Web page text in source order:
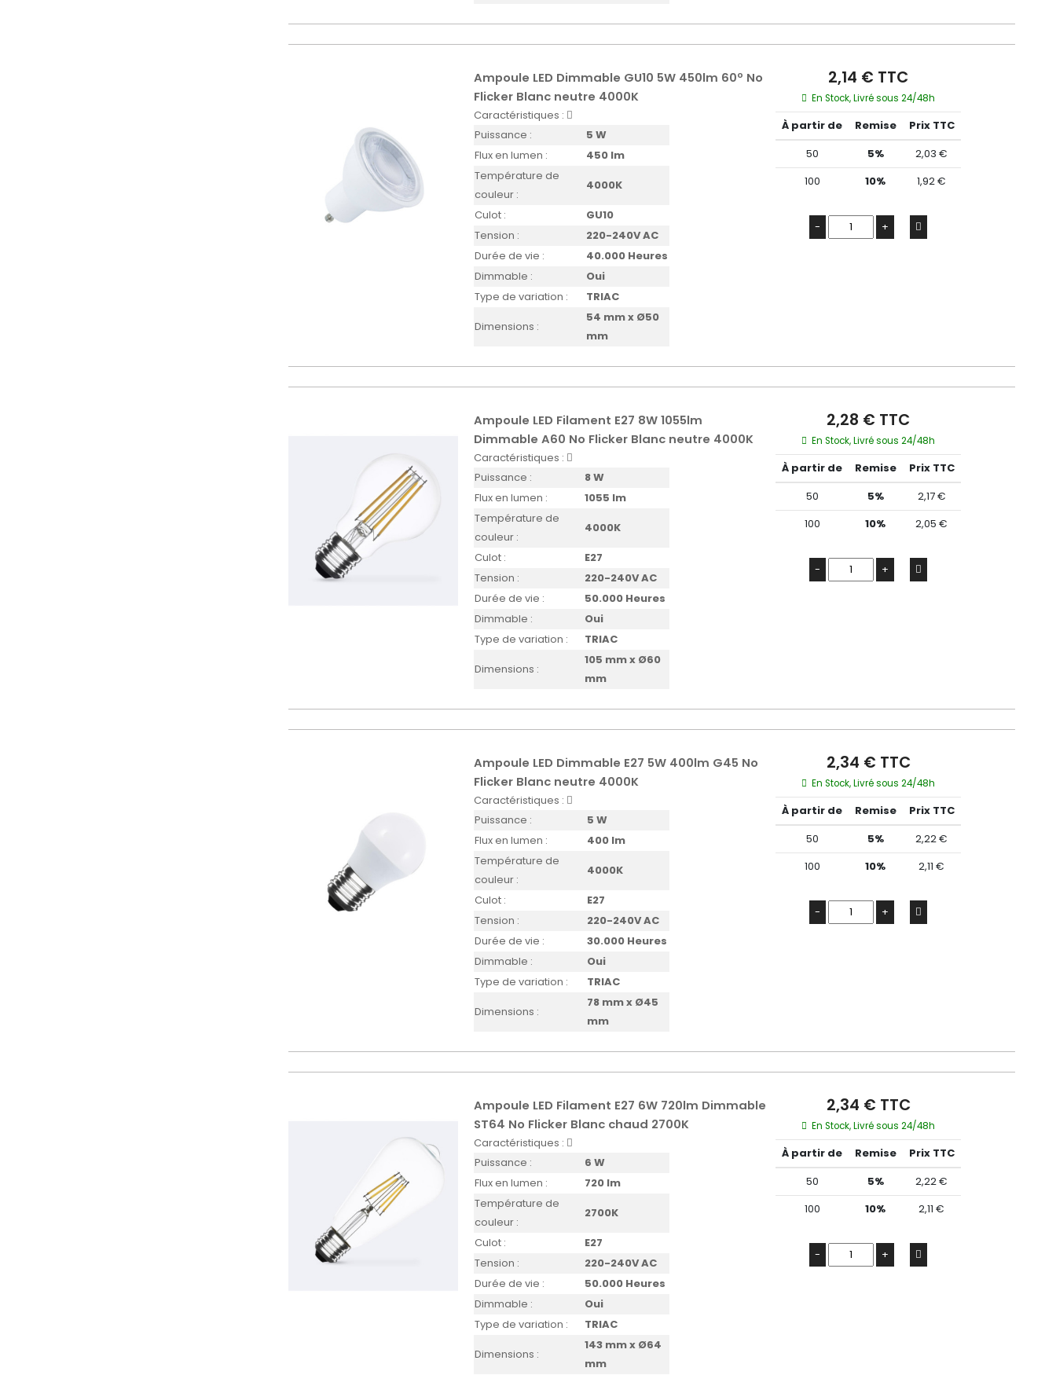
Ampoule LED Dimmable GU10 5W 450lm 60º No
Flicker Blanc neutre 4000K
Caractéristiques :
Puissance :
5 W
Flux en lumen :
450 lm
Température de
couleur :
4000K
Culot :
GU10
Tension :
220-240V AC
Durée de vie :
40.000 Heures
Dimmable :
Oui
Type de variation :
TRIAC
Dimensions :
54 mm x Ø50
mm
2,14 € TTC
En Stock, Livré sous 24/48h
À partir de Remise
Prix TTC
50
5%
2,03 €
100
10% 1,92 €
- +
Ampoule LED Filament E27 8W 1055lm
Dimmable A60 No Flicker Blanc neutre 4000K
Caractéristiques :
Puissance :
8 W
Flux en lumen :
1055 lm
Température de
couleur :
4000K
Culot :
E27
Tension :
220-240V AC
Durée de vie :
50.000 Heures
Dimmable :
Oui
Type de variation :
TRIAC
Dimensions :
105 mm x Ø60
mm
2,28 € TTC
En Stock, Livré sous 24/48h
À partir de Remise
Prix TTC
50
5%
2,17 €
100
10% 2,05 €
- +
Ampoule LED Dimmable E27 5W 400lm G45 No
Flicker Blanc neutre 4000K
Caractéristiques :
Puissance :
5 W
Flux en lumen :
400 lm
Température de
couleur :
4000K
Culot :
E27
Tension :
220-240V AC
Durée de vie :
30.000 Heures
Dimmable :
Oui
Type de variation :
TRIAC
Dimensions :
78 mm x Ø45
mm
2,34 € TTC
En Stock, Livré sous 24/48h
À partir de Remise
Prix TTC
50
5%
2,22 €
100
10% 2,11 €
- +
Ampoule LED Filament E27 6W 720lm Dimmable
ST64 No Flicker Blanc chaud 2700K
Caractéristiques :
Puissance :
6 W
Flux en lumen :
720 lm
Température de
couleur :
2700K
Culot :
E27
Tension :
220-240V AC
Durée de vie :
50.000 Heures
Dimmable :
Oui
Type de variation :
TRIAC
Dimensions :
143 mm x Ø64
mm
2,34 € TTC
En Stock, Livré sous 24/48h
À partir de Remise
Prix TTC
50
5%
2,22 €
100
10% 2,11 €
- +